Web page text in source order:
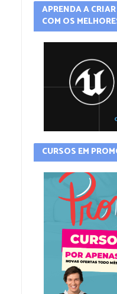
APRENDA A
COM OS
CURSOS EM